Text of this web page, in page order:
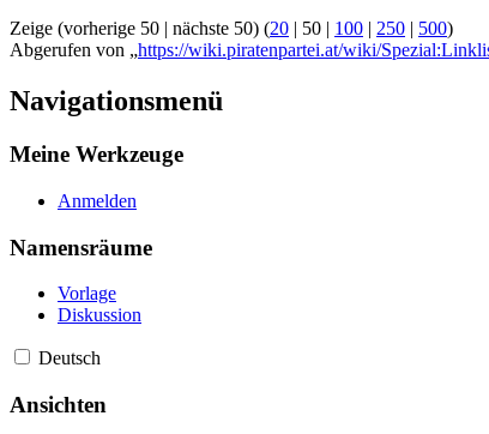
Zeige (vorherige 50 | nächste 50) (20 | 50 | 100 | 250 | 500)
Abgerufen von „https://wiki.piratenpartei.at/wiki/
Navigationsmenü
Meine Werkzeuge
Anmelden
Namensräume
Vorlage
Diskussion
Deutsch
Ansichten